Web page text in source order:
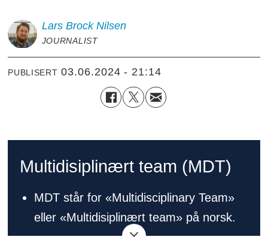
Lars Brock Nilsen
JOURNALIST
PUBLISERT 03.06.2024 - 21:14
Multidisiplinært team (MDT)
MDT står for «Multidisciplinary Team»
eller «Multidisiplinært team» på norsk.